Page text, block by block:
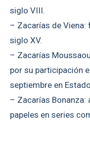
siglo VIII.
– Zacarías de
siglo XV.
– Zacarías
por su participación
septiembre en
– Zacarías
papeles en series